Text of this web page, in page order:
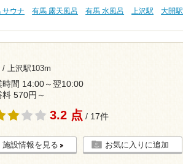
サウナ 有馬 露天風呂 有馬 水風呂 上沢駅 大開駅
/ 上沢駅103m
時間 14:00～翌10:00
料 570円～
3.2 点 / 17件
施設情報を見る お気に入りに追加